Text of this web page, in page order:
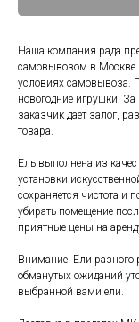
Наша компания рада
самовывозом в Москве
условиях самовывоза.
новогодние игрушки. За
заказчик дает залог,
товара.
Ель выполнена из
установки
сохраняется чистота и
убирать помещение
приятные цены на
Внимание! Ели
обманутых ожиданий
выбранной вами ели.